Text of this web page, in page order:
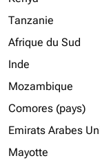
Tanzanie
Afrique du Sud
Inde
Mozambique
Comores (pays)
Emirats Arabes
Mayotte